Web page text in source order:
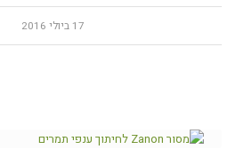
17 ביולי 2016